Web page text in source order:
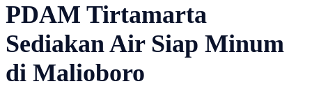
PDAM Tirtamarta
Sediakan Air Siap Minum
di Malioboro